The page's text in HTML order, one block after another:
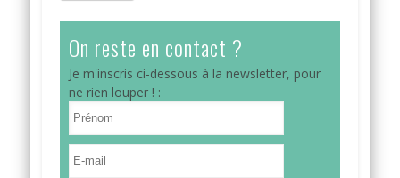
On reste en contact ?
Je m'inscris ci-dessous à la newsletter, pour
ne rien louper ! :